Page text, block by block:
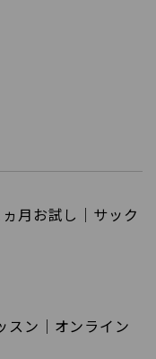
月お試し｜サック
スン｜オンライン